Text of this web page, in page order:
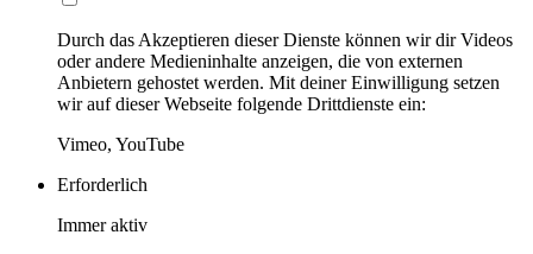
Durch das Akzeptieren dieser Dienste können wir dir Videos
oder andere Medieninhalte anzeigen, die von externen
Anbietern gehostet werden. Mit deiner Einwilligung setzen
wir auf dieser Webseite folgende Drittdienste ein:
Vimeo, YouTube
Erforderlich
Immer aktiv